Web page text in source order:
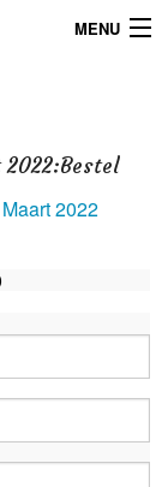
MENU
2022